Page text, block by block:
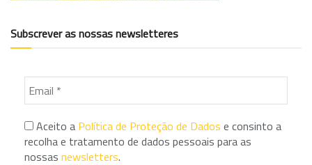
Subscrever as nossas newsletteres
Aceito a Política de Proteção de Dados e consinto a
recolha e tratamento de dados pessoais para as
nossas newsletters.